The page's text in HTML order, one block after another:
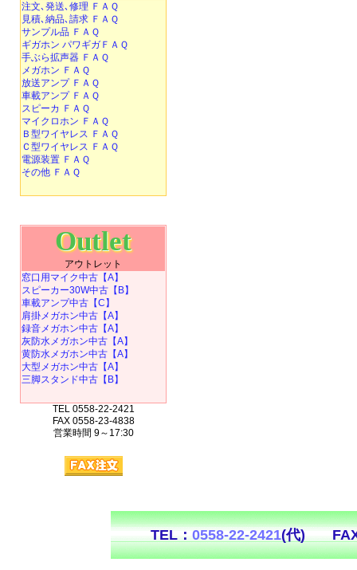
注文､発送､修理 ＦＡＱ
見積､納品､請求 ＦＡＱ
サンプル品 ＦＡＱ
ギガホン パワギガＦＡＱ
手ぶら拡声器 ＦＡＱ
メガホン ＦＡＱ
放送アンプ ＦＡＱ
車載アンプ ＦＡＱ
スピーカ ＦＡＱ
マイクロホン ＦＡＱ
Ｂ型ワイヤレス ＦＡＱ
Ｃ型ワイヤレス ＦＡＱ
電源装置 ＦＡＱ
その他 ＦＡＱ
Outlet
アウトレット
窓口用マイク中古【A】
スピーカー30W中古【B】
車載アンプ中古【C】
肩掛メガホン中古【A】
録音メガホン中古【A】
灰防水メガホン中古【A】
黄防水メガホン中古【A】
大型メガホン中古【A】
三脚スタンド中古【B】
TEL 0558-22-2421
FAX 0558-23-4838
営業時間 9～17:30